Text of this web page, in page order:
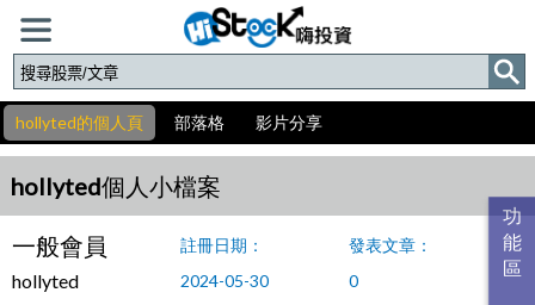
hollyted的個人頁 部落格 影片分享
hollyted個人小檔案
一般會員
hollyted
註冊日期：
2024-05-30
發表文章：
0